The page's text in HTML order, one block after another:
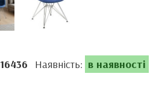
16436 Наявність: в наявності